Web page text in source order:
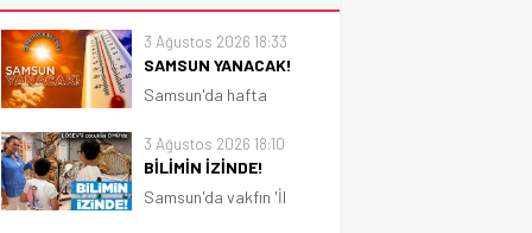
3 Ağustos 2026 18:33
SAMSUN YANACAK!
Samsun'da hafta
hava etkili olacak.
Sıcaklık 31 dereceye
kadar çıkacak
3 Ağustos 2026 18:10
BİLİMİN İZİNDE!
Samsun'da vakfın 'İl